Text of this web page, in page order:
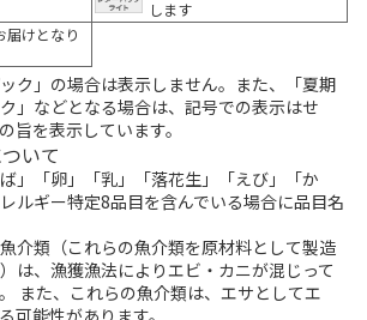
します
届けとなり
ク」の場合は表示しません。また、「夏期
」などとなる場合は、記号での表示はせ
旨を表示しています。
いて
」「卵」「乳」「落花生」「えび」「か
ルギー特定8品目を含んでいる場合に品目名
介類（これらの魚介類を原材料として製造
は、漁獲漁法によりエビ・カニが混じって
また、これらの魚介類は、エサとしてエ
可能性があります。